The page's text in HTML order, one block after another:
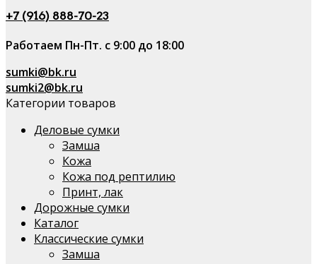
+7 (916) 888-70-23
Работаем Пн-Пт. с 9:00 до 18:00
sumki@bk.ru
sumki2@bk.ru
Категории товаров
Деловые сумки
Замша
Кожа
Кожа под рептилию
Принт, лак
Дорожные сумки
Каталог
Классические сумки
Замша